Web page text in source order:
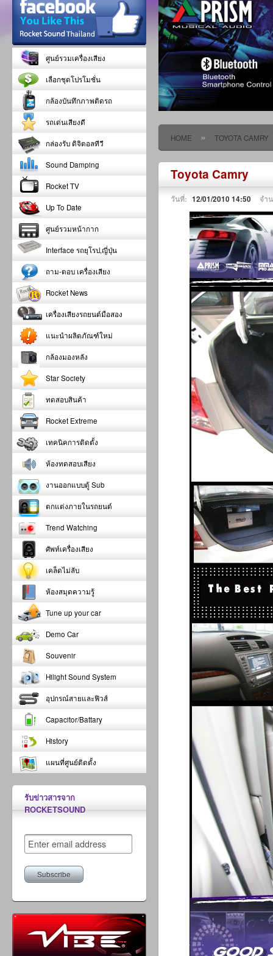
HOME » TOYOTA CAMRY
Toyota Camry
วันที่: 12/01/2010 14:50 จำ
ศูนย์รวมเครื่องเสียง
เลือกชุดโปรโมชั่น
กล้องบันทึกภาพติดรถ
รถเด่นเสียงดี
กล่องรับ ดิจิตอลทีวี
Sound Damping
Rocket TV
Up To Date
ศูนย์รวมหน้ากาก
Interface รถยุโรป,ญี่ปุ่น
ถาม-ตอบ เครื่องเสียง
Rocket News
เครื่องเสียงรถยนต์มือสอง
แนะนำผลิตภัณฑ์ใหม่
กล้องมองหลัง
Star Society
ทดสอบสินค้า
Rocket Extreme
เทคนิคการติดตั้ง
ห้องทดสอบเสียง
งานออกแบบตู้ Sub
ตกแต่งภายในรถยนต์
Trend Watching
ศัพท์เครื่องเสียง
เคล็ดไม่ลับ
ห้องสมุดความรู้
Tune up your car
Demo Car
Souvenir
Hilight Sound System
อุปกรณ์สายและฟิวส์
Capacitor/Battary
History
แผนที่ศูนย์ติดตั้ง
รับข่าวสารจาก
ROCKETSOUND